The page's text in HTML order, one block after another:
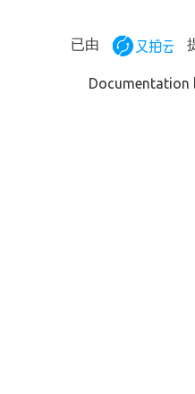
已由
Documentation